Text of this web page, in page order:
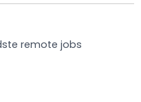
remote jobs